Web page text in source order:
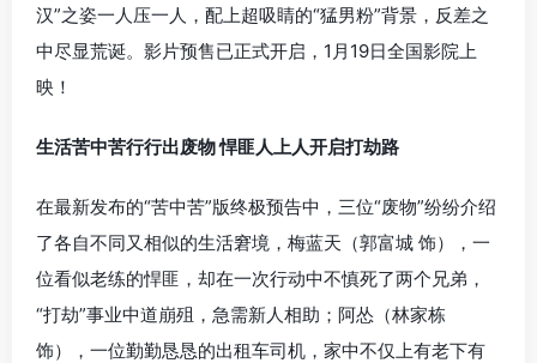
汉”之姿一人压一人，配上超吸睛的“猛男粉”背景，反差之
中尽显荒诞。影片预售已正式开启，1月19日全国影院上
映！
生活苦中苦行行出废物 悍匪人上人开启打劫路
在最新发布的“苦中苦”版终极预告中，三位“废物”纷纷介绍
了各自不同又相似的生活窘境，梅蓝天（郭富城 饰），一
位看似老练的悍匪，却在一次行动中不慎死了两个兄弟，
“打劫”事业中道崩殂，急需新人相助；阿怂（林家栋
饰），一位勤勤恳恳的出租车司机，家中不仅上有老下有